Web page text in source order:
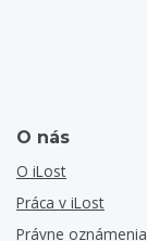
O nás
O iLost
Práca v iLost
Právne oznámenia